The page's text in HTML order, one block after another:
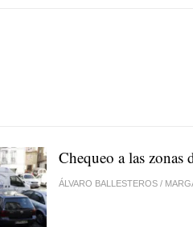
Chequeo a las zonas
ÁLVARO BALLESTEROS /